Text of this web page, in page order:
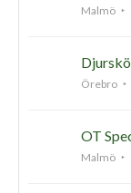
Malmö
Örebro
OT
Malmö